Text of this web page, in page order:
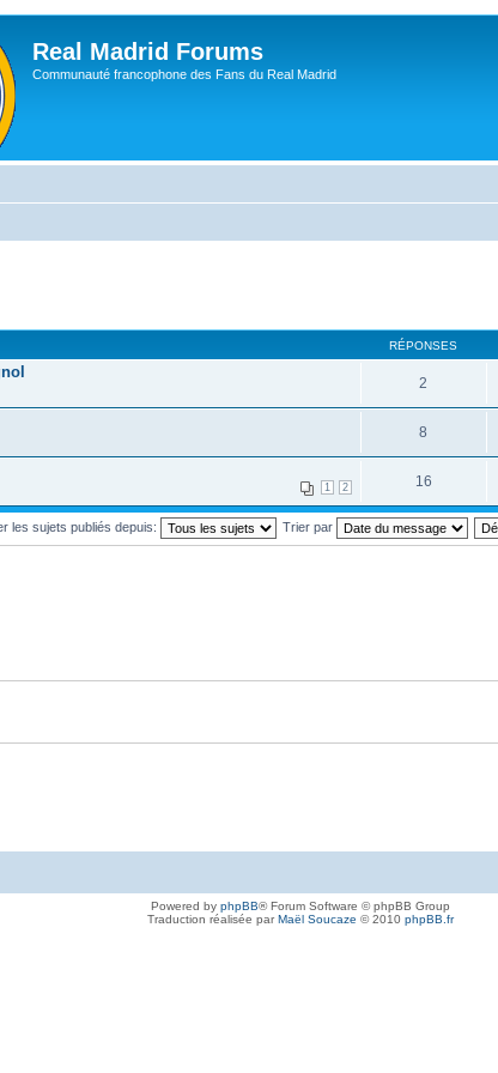
Real Madrid Forums
Communauté francophone des Fans du Real Madrid
RÉPONSES
2
8
1 2 16
les sujets publiés depuis: Trier par
Powered by phpBB® Forum Software © phpBB Group
Traduction réalisée parMaël Soucaze © 2010 phpBB.fr